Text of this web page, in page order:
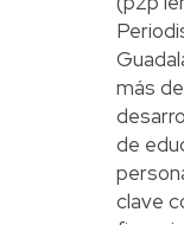
más
de
clave